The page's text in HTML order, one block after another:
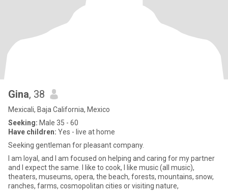
Gina, 38
Mexicali, Baja California, Mexico
Seeking: Male 35 - 60
Have children: Yes - live at home
Seeking gentleman for pleasant company.
I am loyal, and I am focused on helping and caring for my partner
and I expect the same. I like to cook, I like music (all music),
theaters, museums, opera, the beach, forests, mountains, snow,
ranches, farms, cosmopolitan cities or visiting nature,